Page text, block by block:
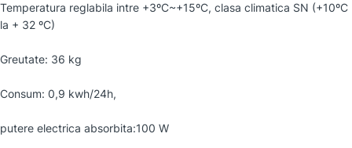
Temperatura reglabila intre +3ºC~+15ºC, clasa climatica SN (+10ºC
la + 32 ºC)
Greutate: 36 kg
Consum: 0,9 kwh/24h,
putere electrica absorbita:100 W